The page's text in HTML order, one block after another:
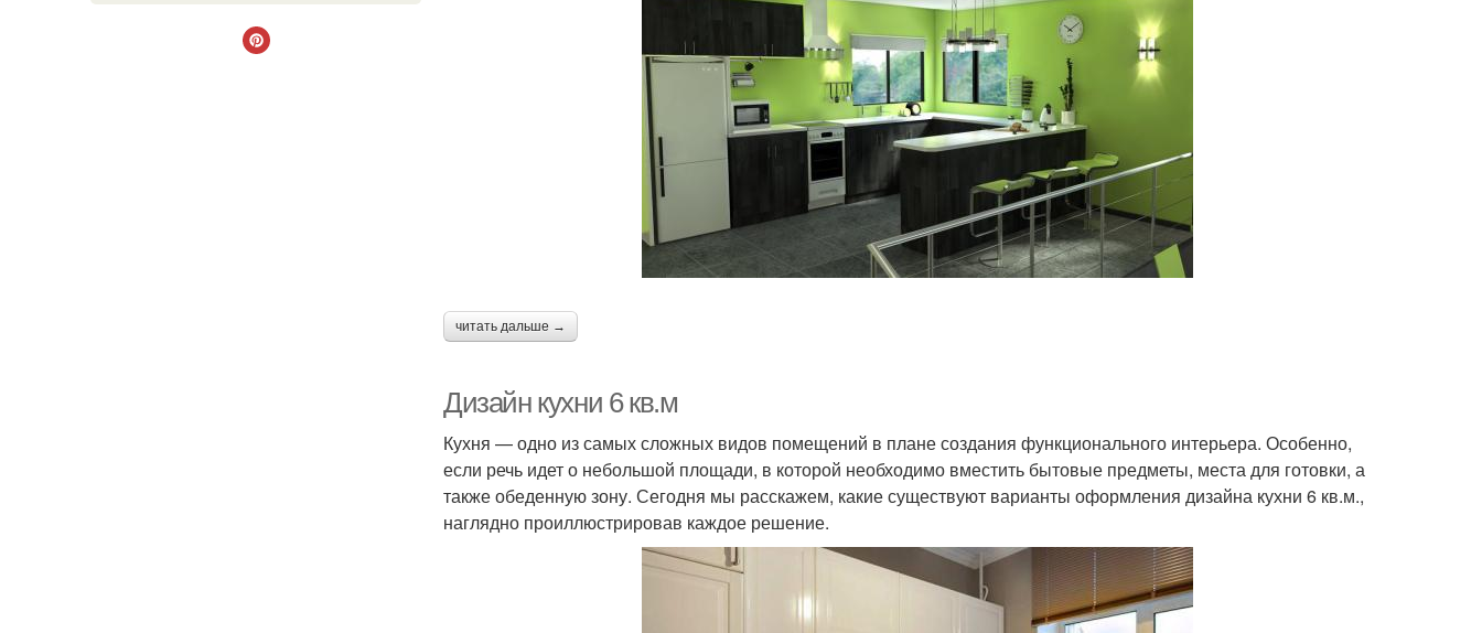
читать дальше →
Дизайн кухни 6 кв.м
Кухня — одно из самых сложных видов помещений в плане создания функционального интерьера. Особенно,
если речь идет о небольшой площади, в которой необходимо вместить бытовые предметы, места для готовки, а
также обеденную зону. Сегодня мы расскажем, какие существуют варианты оформления дизайна кухни 6 кв.м.,
наглядно проиллюстрировав каждое решение.